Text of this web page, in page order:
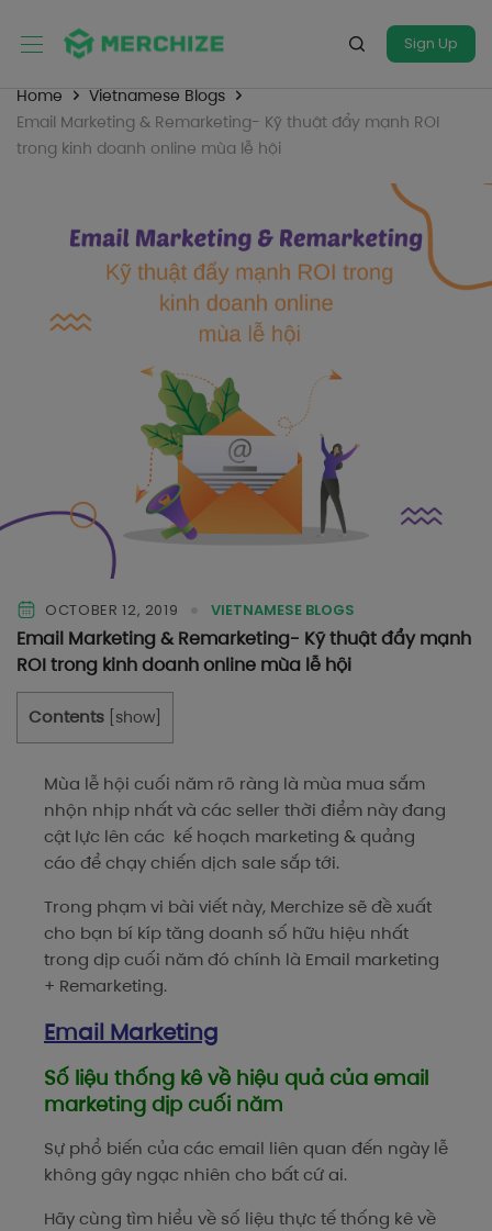
Sign Up
Home
Vietnamese Blogs
Email Marketing & Remarketing- Kỹ thuật đẩy mạnh ROI
trong kinh doanh online mùa lễ hội
OCTOBER 12, 2019 VIETNAMESE BLOGS
Email Marketing & Remarketing- Kỹ thuật đẩy mạnh
ROI trong kinh doanh online mùa lễ hội
Contents show
Mùa lễ hội cuối năm rõ ràng là mùa mua sắm
nhộn nhịp nhất và các seller thời điểm này đang
cật lực lên các kế hoạch marketing & quảng
cáo để chạy chiến dịch sale sắp tới.
Trong phạm vi bài viết này, Merchize sẽ đề xuất
cho bạn bí kíp tăng doanh số hữu hiệu nhất
trong dịp cuối năm đó chính là Email marketing
+ Remarketing.
Email Marketing
Số liệu thống kê về hiệu quả của email
marketing dịp cuối năm
Sự phổ biến của các email liên quan đến ngày lễ
không gây ngạc nhiên cho bất cứ ai.
Hãy cùng tìm hiểu về số liệu thực tế thống kê về